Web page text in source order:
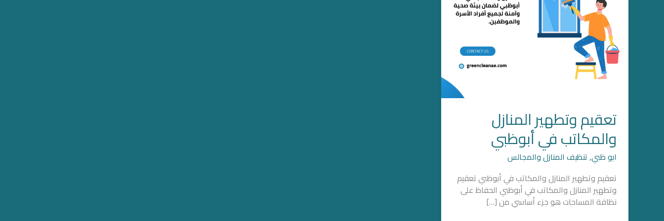
تعقيم وتطهير المنازل
والمكاتب في أبوظبي
ابو ظبي,تنظيف المنازل والمجالس
تعقيم وتطهير المنازل والمكاتب في أبوظبي تعقيم
وتطهير المنازل والمكاتب في أبوظبي الحفاظ على
نظافة المساحات هو جزء أساسي من […]